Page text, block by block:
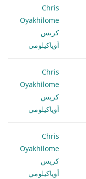
Chris
Oyakhilome
كريس
أوياكيلومي
Chris
Oyakhilome
كريس
أوياكيلومي
Chris
Oyakhilome
كريس
أوياكيلومي